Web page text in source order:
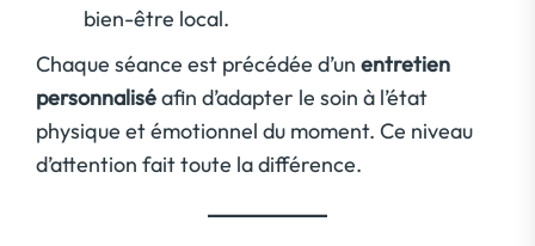
bien-être local.
Chaque séance est précédée d’un entretien
personnaliséafin d’adapter le soin à l’état
physique et émotionnel du moment. Ce niveau
d’attention fait toute la différence.